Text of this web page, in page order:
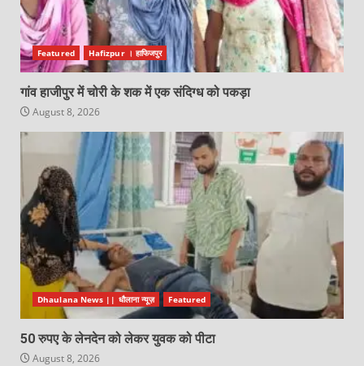
Featured Hafizpur । हाफिजपुर
गांव हाजीपुर में चोरी के शक में एक संदिग्ध को पकड़ा
August 8, 2026
Dhaulana News || धौलाना न्यूज़ Featured
50 रुपए के लेनदेन को लेकर युवक को पीटा
August 8, 2026